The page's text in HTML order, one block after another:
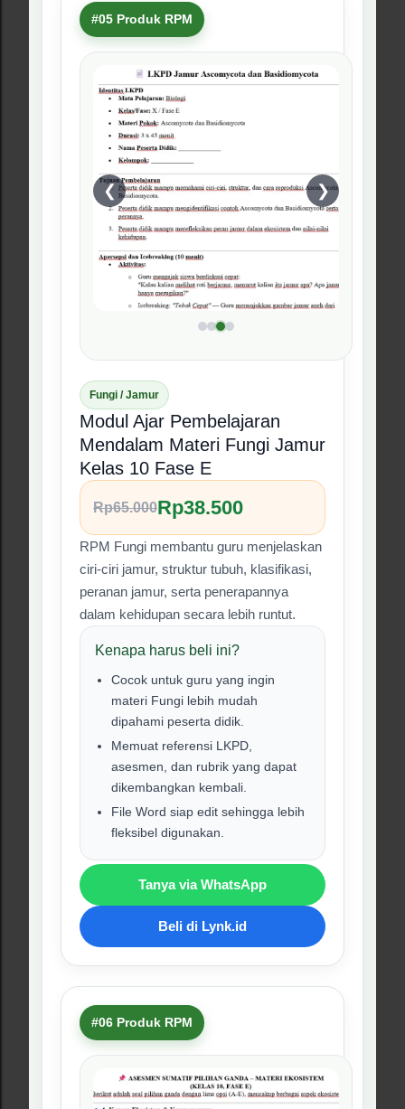
Rp42.500Rp28.500
RPM Ekosistem membantu guru
membahas komponen ekosistem,
interaksi makhluk hidup, aliran energi,
rantai makanan, dan keseimbangan
lingkungan.
Kenapa harus beli ini?
Harga paling ringan di antara
beberapa produk RPM kelas 10.
Materi ekosistem mudah dikaitkan
dengan kehidupan di sekitar
berbasis observasi dan diskusi.
Tanya via WhatsApp
#07 Produk RPM
❮
Perubahan Lingkungan
Modul Ajar Pembelajaran
Mendalam Perubahan
Lingkungan Kelas 10 Fase E
Rp58.500Rp38.500
Produk ini membantu guru menyiapkan
pembelajaran tentang pencemaran,
kerusakan lingkungan, dampak aktivitas
manusia, dan solusi perubahan
lingkungan.
Cocok untuk pembelajaran
berbasis proyek dan aksi nyata.
Mendukung penguatan karakter
peduli lingkungan.
Dapat digunakan untuk menyusun
kegiatan kelas yang lebih aktif.